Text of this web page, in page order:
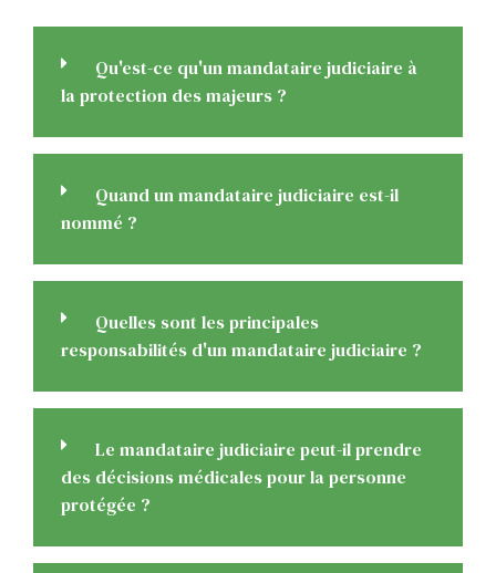
Qu'est-ce qu'un mandataire judiciaire à
la protection des majeurs ?
Quand un mandataire judiciaire est-il
nommé ?
Quelles sont les principales
responsabilités d'un mandataire judiciaire ?
Le mandataire judiciaire peut-il prendre
des décisions médicales pour la personne
protégée ?